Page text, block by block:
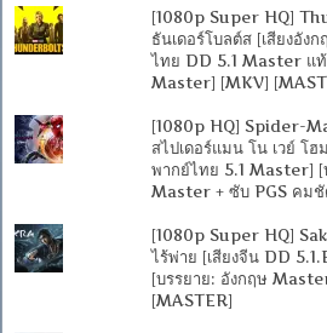
[1080p Super HQ]
ธันเดอร์โบลต์ส [เสียงอั
ไทย DD 5.1 Master แ
Master] [MKV]
[1080p HQ] Spider-
สไปเดอร์แมน โน เวย์ โฮ
พากย์ไทย 5.1 Master] [
Master + ซับ PGS คมชั
[1080p Super HQ]
ไร้พ่าย [เสียงจีน DD
[บรรยาย: อังกฤษ
[MASTER]